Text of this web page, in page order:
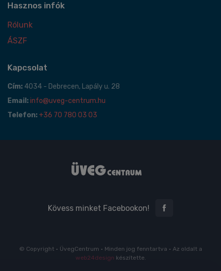
Hasznos infók
Rólunk
ÁSZF
Kapcsolat
Cím: 4034 - Debrecen, Lapály u. 28
Email:info@uveg-centrum.hu
Telefon:+36 70 780 03 03
Kövess minket Facebookon!
© Copyright • ÜvegCentrum • Minden jog fenntartva • Az oldalt a
web24design készítette.